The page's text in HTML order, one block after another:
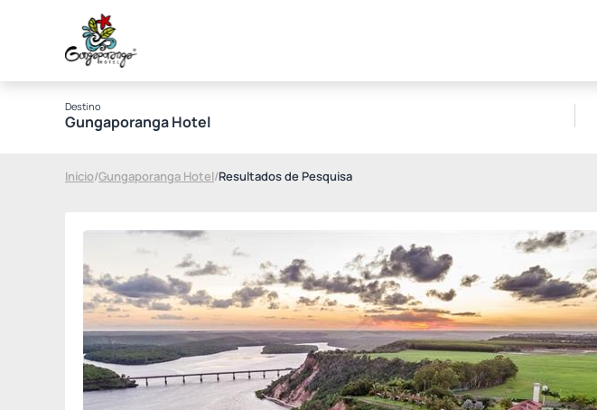
Destino
Gungaporanga Hotel
Início/Gungaporanga Hotel/Resultados de Pesquisa